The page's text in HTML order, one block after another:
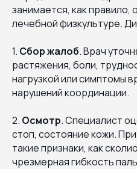
занимается, как правило,
лечебной физкультуре.
1. Сбор жалоб. Врач
растяжения, боли,
нагрузкой или симптомы
нарушений координации.
2. Осмотр. Специалист
стоп, состояние кожи.
такие признаки, как
чрезмерная гибкость